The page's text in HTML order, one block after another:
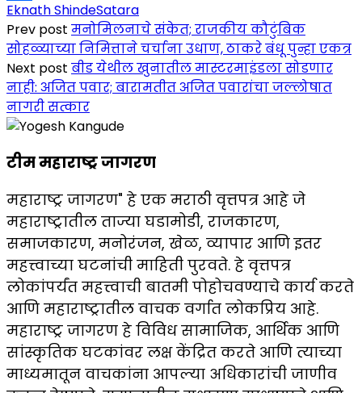
Share
Eknath ShindeSatara
Prev post मनोमिलनाचे संकेत; राजकीय कौटुंबिक
सोहळ्याच्या निमित्ताने चर्चाना उधाण, ठाकरे बंधू पुन्हा एकत्र
Next post बीड येथील खुनातील मास्टरमाइंडला सोडणार
नाही: अजित पवार; बारामतीत अजित पवारांचा जल्लोषात
नागरी सत्कार
टीम महाराष्ट्र जागरण
महाराष्ट्र जागरण" हे एक मराठी वृत्तपत्र आहे जे
महाराष्ट्रातील ताज्या घडामोडी, राजकारण,
समाजकारण, मनोरंजन, खेळ, व्यापार आणि इतर
महत्त्वाच्या घटनांची माहिती पुरवते. हे वृत्तपत्र
लोकांपर्यंत महत्त्वाची बातमी पोहोचवण्याचे कार्य करते
आणि महाराष्ट्रातील वाचक वर्गात लोकप्रिय आहे.
महाराष्ट्र जागरण हे विविध सामाजिक, आर्थिक आणि
सांस्कृतिक घटकांवर लक्ष केंद्रित करते आणि त्याच्या
माध्यमातून वाचकांना आपल्या अधिकारांची जाणीव